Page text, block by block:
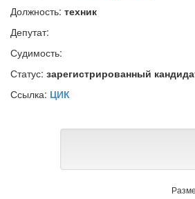
Должность: техник
Депутат:
Судимость:
Статус: зарегистрированный
Ссылка: ЦИК